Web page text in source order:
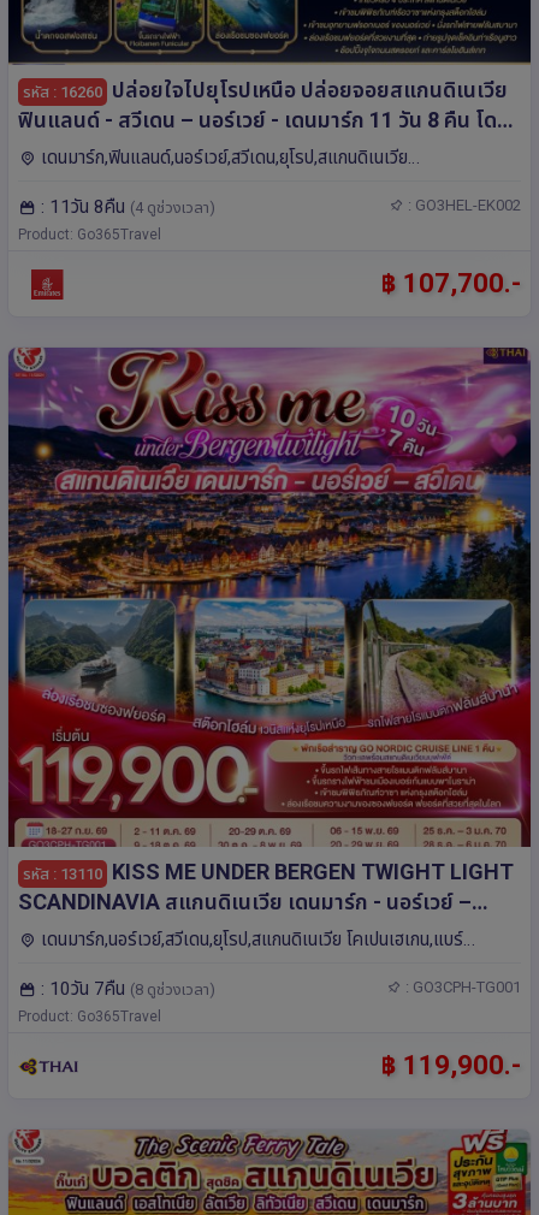
รหัส : 16260 ปล่อยใจไปยุโรปเหนือ ปล่อยจอยสแกนดิเนเวีย
ฟินแลนด์ - สวีเดน – นอร์เวย์ - เดนมาร์ก 11 วัน 8 คืน โดย
สายการบิน Emirates (EK)
เดนมาร์ก,ฟินแลนด์,นอร์เวย์,สวีเดน,ยุโรป,สแกนดิเนเวีย
: 11วัน 8คืน (4 ดูช่วงเวลา) : GO3HEL-EK002
Product: Go365Travel
฿ 107,700.-
รหัส : 13110 KISS ME UNDER BERGEN TWIGHT LIGHT
SCANDINAVIA สแกนดิเนเวีย เดนมาร์ก - นอร์เวย์ –
สวีเดน 10 วัน 7 คืน โดยสายการบินไทย (TG)
เดนมาร์ก,นอร์เวย์,สวีเดน,ยุโรป,สแกนดิเนเวีย โคเปนเฮเกน,แบร์
: 10วัน 7คืน (8 ดูช่วงเวลา) : GO3CPH-TG001
Product: Go365Travel
฿ 119,900.-